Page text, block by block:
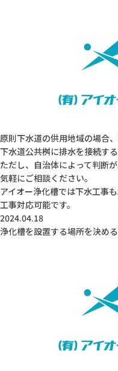
原則下水道の供用地域の場合
下水道公共桝に排水を接続する
ただし、自治体によって判断
気軽にご相談ください。
アイオー浄化槽では下水工事
工事対応可能です。
2024.04.18
浄化槽を設置する場所を決め